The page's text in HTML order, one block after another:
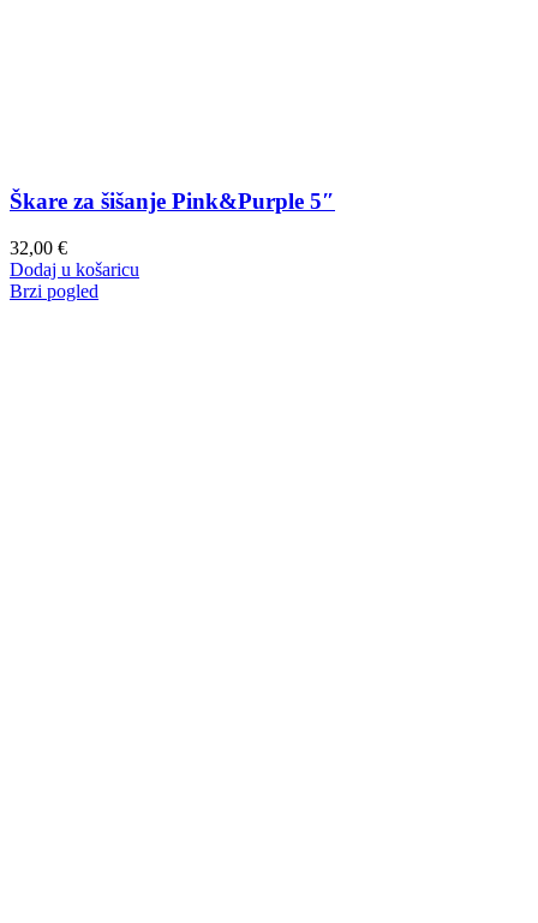
Škare za šišanje Pink&Purple 5″
32,00 €
Dodaj u košaricu
Brzi pogled